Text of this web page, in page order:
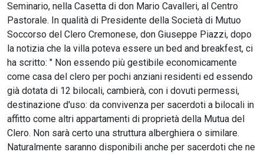
Seminario, nella Casetta di don Mario Cavalleri, al Centro
Pastorale. In qualità di Presidente della Società di Mutuo
Soccorso del Clero Cremonese, don Giuseppe Piazzi, dopo
la notizia che la villa poteva essere un bed and breakfest, ci
ha scritto: " Non essendo più gestibile economicamente
come casa del clero per pochi anziani residenti ed essendo
già dotata di 12 bilocali, cambierà, con i dovuti permessi,
destinazione d'uso: da convivenza per sacerdoti a bilocali in
affitto come altri appartamenti di proprietà della Mutua del
Clero. Non sarà certo una struttura alberghiera o similare.
Naturalmente saranno disponibili anche per sacerdoti che ne